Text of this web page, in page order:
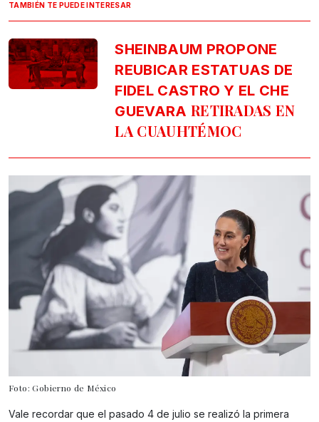
TAMBIÉN TE PUEDE INTERESAR
SHEINBAUM PROPONE
REUBICAR ESTATUAS DE
FIDEL CASTRO Y EL CHE
GUEVARA RETIRADAS EN
LA CUAUHTÉMOC
Foto: Gobierno de México
Vale recordar que el pasado 4 de julio se realizó la primera